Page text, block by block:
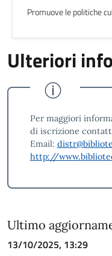
Promuove le politiche
Ulteriori
Ulteriori
Per maggiori
di iscrizione
Email:
http://
Ultimo
13/10/2025, 13:29